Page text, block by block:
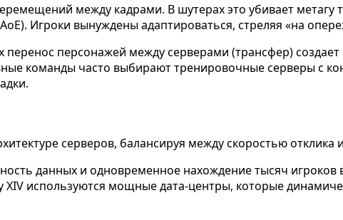
между кадрами. В шутерах это убивает
Игроки вынуждены адаптироваться, стреляя «на
перенос персонажей между серверами (трансфер)
команды часто выбирают тренировочные серверы с
серверов, балансируя между скоростью
данных и одновременное нахождение тысяч
XIV используются мощные дата-центры, которые